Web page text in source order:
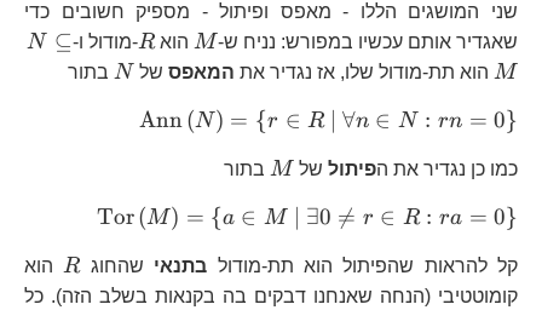
שני המושגים הללו - מאפס ופיתול - מספיק חשובים כדי
שאגדיר אותם עכשיו במפורש: נניח ש-
M
M הוא R
R-מודול ו-
M
N ⊆
M הוא תת-מודול שלו, אז נגדיר את המאפס של N
N בתור
Ann(N) = {r ∈ R ∀n ∈ N : rn = 0}
כמו כן נגדיר את הפיתול של M
M בתור
Tor(M) = {a ∈ M ∃0 
= r ∈ R : ra = 0}
קל להראות שהפיתול הוא תת-מודול בתנאי שהחוג R
R הוא
קומוטטיבי (הנחה שאנחנו דבקים בה בקנאות בשלב הזה). כל